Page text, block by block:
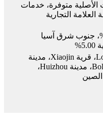
الأصلية متوفرة، خدمات
التجارية
المحلي 54.00%، جنوب شرق آسيا
Yuanbei، فريق Longwu، قرية Xiaojin، مدينة
Luoyang، مقاطعة Boluo، مدينة Huizhou،